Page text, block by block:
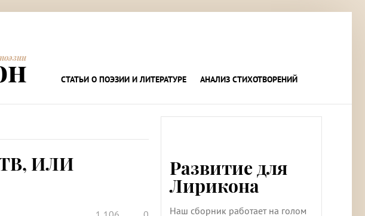
СТАТЬИ О ПОЭЗИИ И ЛИТЕРАТУРЕ АНАЛИЗ СТИХОТВОРЕНИЙ
ИЛИ
Развитие для
Лирикона
Наш сборник работает на голом